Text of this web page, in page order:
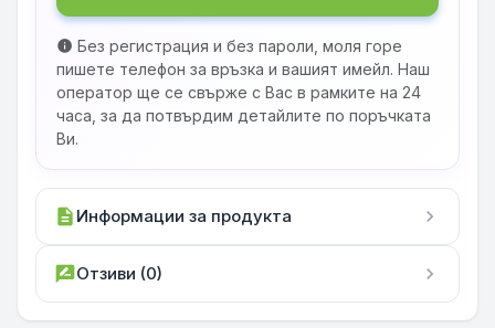
info Без регистрация и без пароли, моля горе
пишете телефон за връзка и вашият имейл. Наш
оператор ще се свърже с Вас в рамките на 24
часа, за да потвърдим детайлите по поръчката
Ви.
description Информации за продукта chevron_right
rate_reviewОтзиви (0) chevron_right